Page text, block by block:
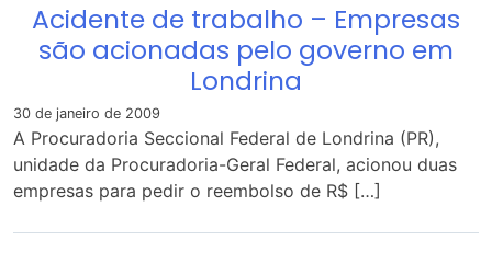
Acidente de trabalho – Empresas
são acionadas pelo governo em
Londrina
30 de janeiro de 2009
A Procuradoria Seccional Federal de Londrina (PR),
unidade da Procuradoria-Geral Federal, acionou duas
empresas para pedir o reembolso de R$ […]